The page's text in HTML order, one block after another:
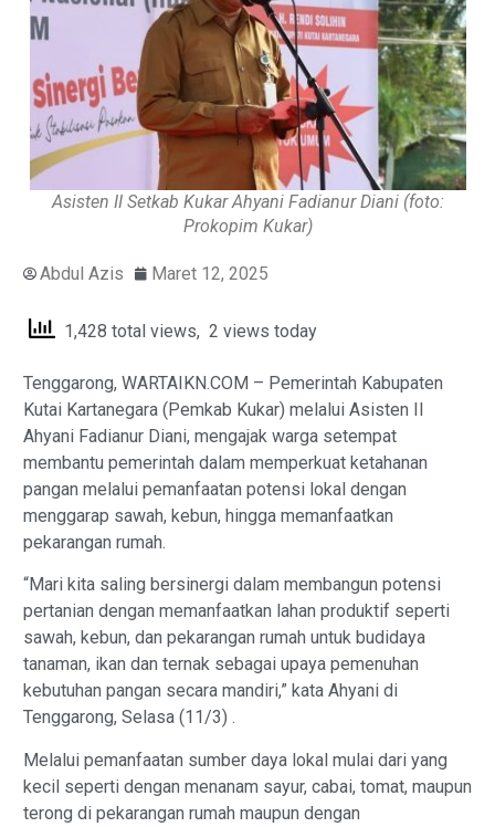
Asisten II Setkab Kukar Ahyani Fadianur Diani (foto:
Prokopim Kukar)
Abdul Azis Maret 12, 2025
1,428 total views, 2 views today
Tenggarong, WARTAIKN.COM – Pemerintah Kabupaten
Kutai Kartanegara (Pemkab Kukar) melalui Asisten II
Ahyani Fadianur Diani, mengajak warga setempat
membantu pemerintah dalam memperkuat ketahanan
pangan melalui pemanfaatan potensi lokal dengan
menggarap sawah, kebun, hingga memanfaatkan
pekarangan rumah.
“Mari kita saling bersinergi dalam membangun potensi
pertanian dengan memanfaatkan lahan produktif seperti
sawah, kebun, dan pekarangan rumah untuk budidaya
tanaman, ikan dan ternak sebagai upaya pemenuhan
kebutuhan pangan secara mandiri,” kata Ahyani di
Tenggarong, Selasa (11/3) .
Melalui pemanfaatan sumber daya lokal mulai dari yang
kecil seperti dengan menanam sayur, cabai, tomat, maupun
terong di pekarangan rumah maupun dengan